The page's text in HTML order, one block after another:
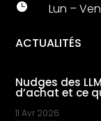
 Lun –
ACTUALITÉS
Nudges des
d’achat et ce
11 Avr 2026